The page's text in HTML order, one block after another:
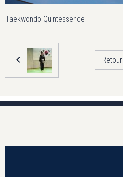
Taekwondo Quintessence
Retour